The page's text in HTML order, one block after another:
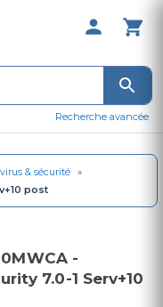
0 Produit
Recherche avancée
& sécurité »
post
-
7.0-1 Serv+10